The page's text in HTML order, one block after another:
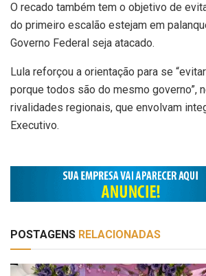
O recado também tem o objetivo de
do primeiro escalão estejam em
Governo Federal seja atacado.
Lula reforçou a orientação para se
porque todos são do mesmo governo”,
rivalidades regionais, que envolvam
Executivo.
POSTAGENS RELACIONADAS